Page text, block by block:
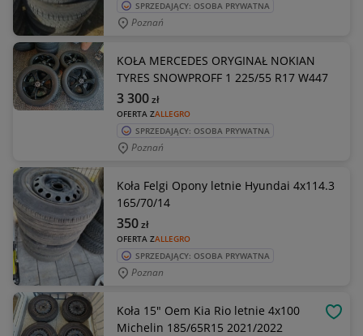
SPRZEDAJĄCY: OSOBA PRYWATNA
Poznań
KOŁA MERCEDES ORYGINAŁ NOKIAN
TYRES SNOWPROFF 1 225/55 R17 W447
OFERTA ZALLEGRO
3 300zł
SPRZEDAJĄCY: OSOBA PRYWATNA
Poznań
Koła Felgi Opony letnie Hyundai 4x114.3
165/70/14
OFERTA ZALLEGRO
350zł
SPRZEDAJĄCY: OSOBA PRYWATNA
Poznan
Koła 15" Oem Kia Rio letnie 4x100
Michelin 185/65R15 2021/2022